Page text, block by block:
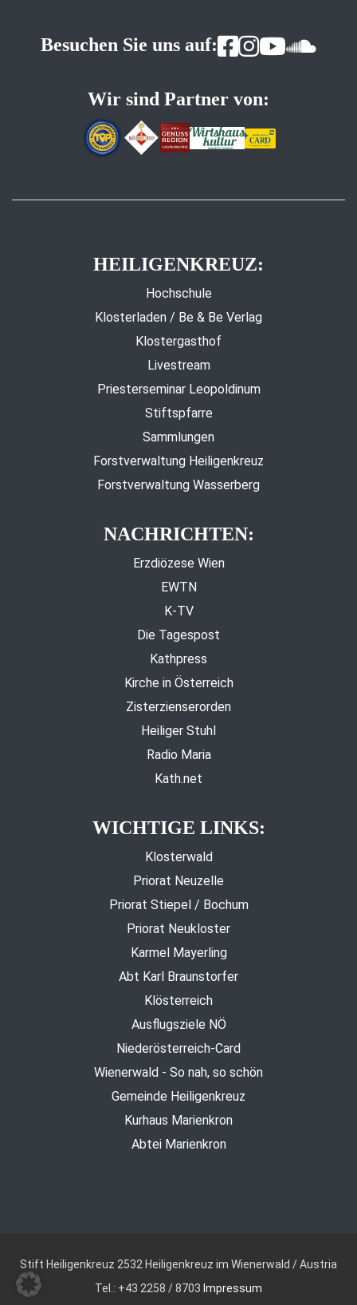
Besuchen Sie uns auf:
Wir sind Partner von:
HEILIGENKREUZ:
Hochschule
Klosterladen / Be & Be Verlag
Klostergasthof
Livestream
Priesterseminar Leopoldinum
Stiftspfarre
Sammlungen
Forstverwaltung Heiligenkreuz
Forstverwaltung Wasserberg
NACHRICHTEN:
Erzdiözese Wien
EWTN
K-TV
Die Tagespost
Kathpress
Kirche in Österreich
Zisterzienserorden
Heiliger Stuhl
Radio Maria
Kath.net
WICHTIGE LINKS:
Klosterwald
Priorat Neuzelle
Priorat Stiepel / Bochum
Priorat Neukloster
Karmel Mayerling
Abt Karl Braunstorfer
Klösterreich
Ausflugsziele NÖ
Niederösterreich-Card
Wienerwald - So nah, so schön
Gemeinde Heiligenkreuz
Kurhaus Marienkron
Abtei Marienkron
Stift Heiligenkreuz 2532 Heiligenkreuz im Wienerwald / Austria
Tel.: +43 2258 / 8703 Impressum